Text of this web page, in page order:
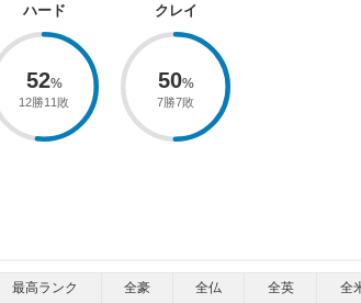
ハード
52
12勝11敗
クレイ
50
7勝7敗
最高ランク 全豪 全仏 全英 全